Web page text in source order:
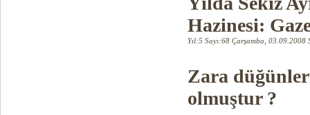
Hazinesi:
Yıl:5 Sayı:68 Çarşamba, 03.09.2008
Zara
olmuştur ?